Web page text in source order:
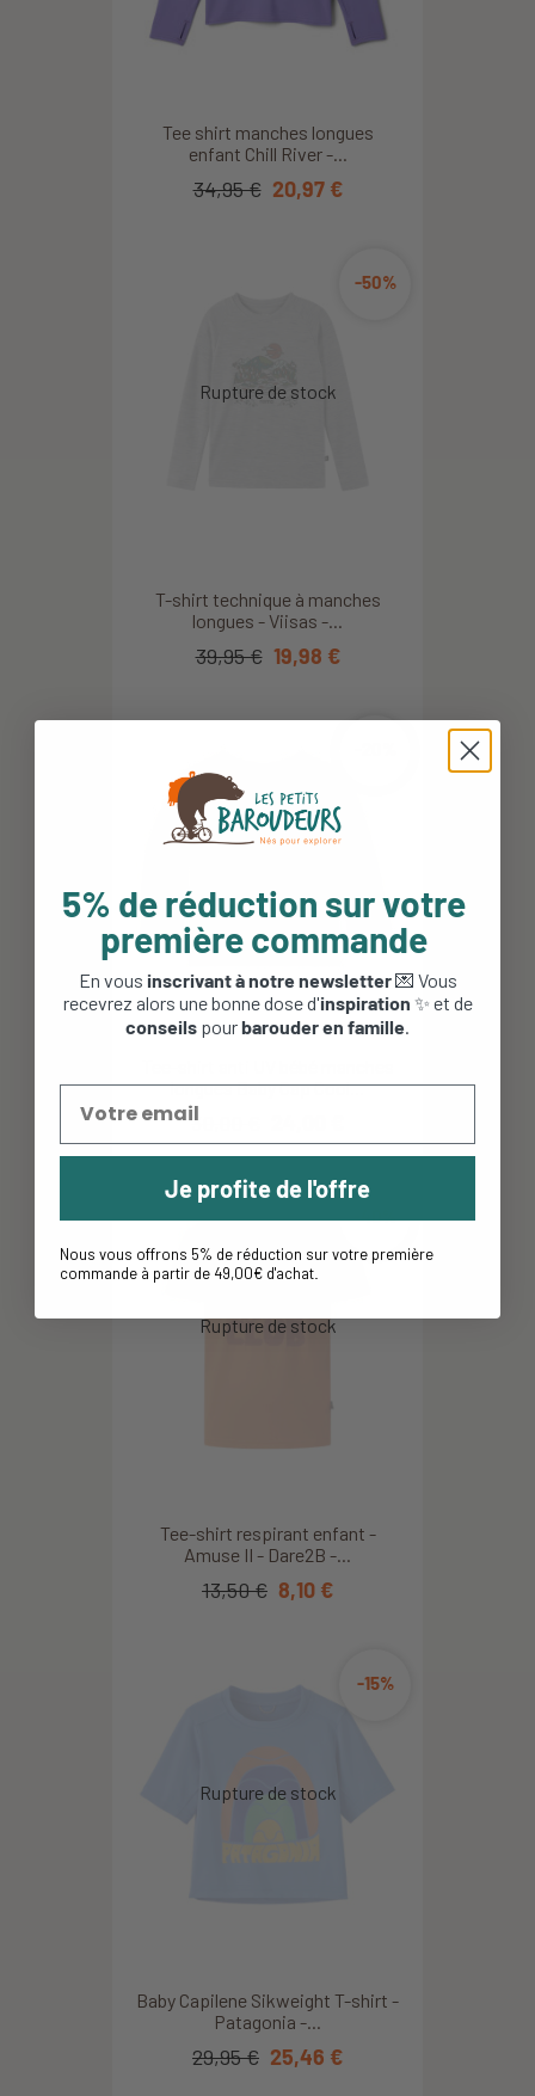
Tee shirt manches longues
enfant Chill River -...
34,95 € 20,97 €
T-shirt technique à manches
longues - Viisas -...
-50%
39,95 € 19,98 €
longues Baby Cap Cool...
30,00 €
Tee-shirt respirant enfant -
Amuse II - Dare2B -...
-40%
13,50 € 8,10 €
Baby Capilene Sikweight T-shirt -
Patagonia -...
-15%
29,95 € 25,46 €
5% de réduction sur votre
première commande
En vous inscrivant à notre newsletter💌 Vous
recevrez alors une bonne dose d'inspiration ✨ et de
conseils pourbarouder en famille
Je profite de l'offre
Nous vous offrons 5% de réduction sur votre première
commande à partir de 49,00€ d'achat